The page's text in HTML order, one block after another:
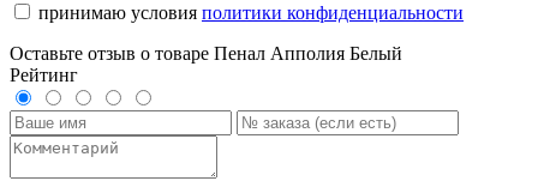
принимаю условия политики конфиденциальности
Оставьте отзыв о товаре Пенал Апполия Белый
Рейтинг